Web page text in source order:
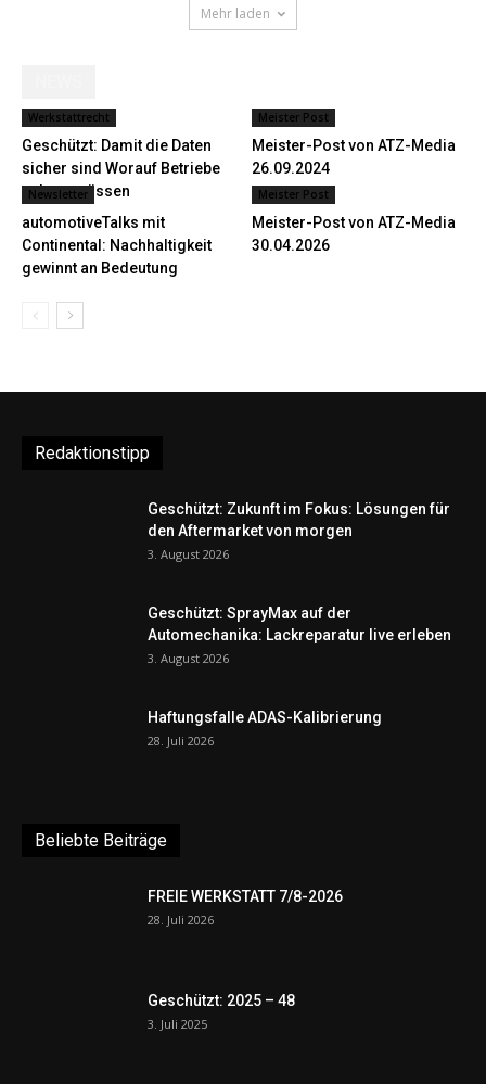
Mehr laden
Werkstattrecht
Geschützt: Damit die Daten
sicher sind Worauf Betriebe
achten müssen
Meister Post
Meister-Post von ATZ-Media
26.09.2024
Newsletter
automotiveTalks mit
Continental: Nachhaltigkeit
gewinnt an Bedeutung
Meister Post
Meister-Post von ATZ-Media
30.04.2026
Redaktionstipp
Geschützt: Zukunft im Fokus: Lösungen für
den Aftermarket von morgen
3. August 2026
Geschützt: SprayMax auf der
Automechanika: Lackreparatur live erleben
3. August 2026
Haftungsfalle ADAS-Kalibrierung
28. Juli 2026
Beliebte Beiträge
FREIE WERKSTATT 7/8-2026
28. Juli 2026
Geschützt: 2025 – 48
3. Juli 2025